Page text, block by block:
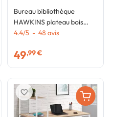
Bureau bibliothèque
HAWKINS plateau bois
foncé design industriel
4.4/5 - 48 avis
49,99 €
favorite_border